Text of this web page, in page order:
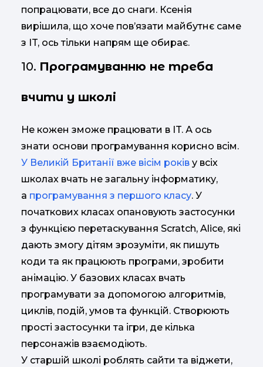
попрацювати, все до снаги. Ксенія
вирішила, що хоче пов’язати майбутнє саме
з IT, ось тільки напрям ще обирає.
10. Програмуванню не треба
вчити у школі
Не кожен зможе працювати в IT. А ось
знати основи програмування корисно всім.
У Великій Британії вже вісім років у всіх
школах вчать не загальну інформатику,
а програмування з першого класу. У
початкових класах опановують застосунки
з функцією перетаскування Scratch, Alice, які
дають змогу дітям зрозуміти, як пишуть
коди та як працюють програми, зробити
анімацію. У базових класах вчать
програмувати за допомогою алгоритмів,
циклів, подій, умов та функцій. Створюють
прості застосунки та ігри, де кілька
персонажів взаємодіють.
У старшій школі роблять сайти та віджети,